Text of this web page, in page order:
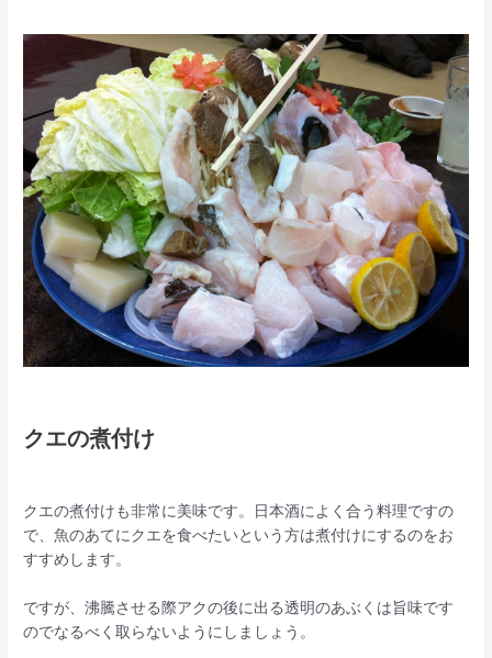
クエの煮付け
クエの煮付けも非常に美味です。日本酒によく合う料理ですの
で、魚のあてにクエを食べたいという方は煮付けにするのをお
すすめします。
ですが、沸騰させる際アクの後に出る透明のあぶくは旨味です
のでなるべく取らないようにしましょう。